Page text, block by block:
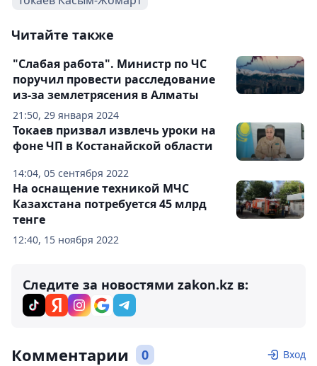
Читайте также
21:50, 29 января 2024
"Слабая работа". Министр по ЧС
поручил провести расследование
из-за землетрясения в Алматы
14:04, 05 сентября 2022
Токаев призвал извлечь уроки на
фоне ЧП в Костанайской области
12:40, 15 ноября 2022
На оснащение техникой МЧС
Казахстана потребуется 45 млрд
тенге
Следите за новостями zakon.kz в:
Комментарии 0 Вход